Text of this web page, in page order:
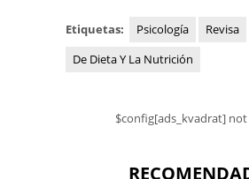
Etiquetas: Psicología
Revisa
De Dieta Y La Nutrición
$config[ads_kvadrat]